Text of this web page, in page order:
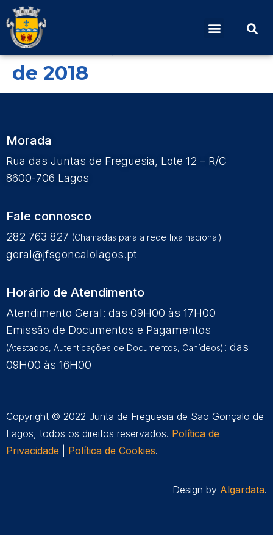
Edital Nº5 – Publicidade
da Prestação de Contas
de 2018
Morada
Rua das Juntas de Freguesia, Lote 12 – R/C
8600-706 Lagos
Fale connosco
282 763 827 (Chamadas para a rede fixa nacional)
geral@jfsgoncalolagos.pt
Horário de Atendimento
Atendimento Geral: das 09H00 às 17H00
Emissão de Documentos e Pagamentos
(Atestados, Autenticações de Documentos, Canídeos) : das
09H00 às 16H00
Copyright © 2022 Junta de Freguesia de São Gonçalo de
Lagos, todos os direitos reservados. Política de
Privacidade
Política de Cookies.
Design by Algardata.